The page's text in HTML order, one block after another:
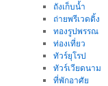
ถังเก็บน้ำ
ถ่ายพรีเวดดิ้ง
ทองรูปพรรณ
ท่องเที่ยว
ทัวร์ยุโรป
ทัวร์เวียดนาม
ที่พักอาศัย